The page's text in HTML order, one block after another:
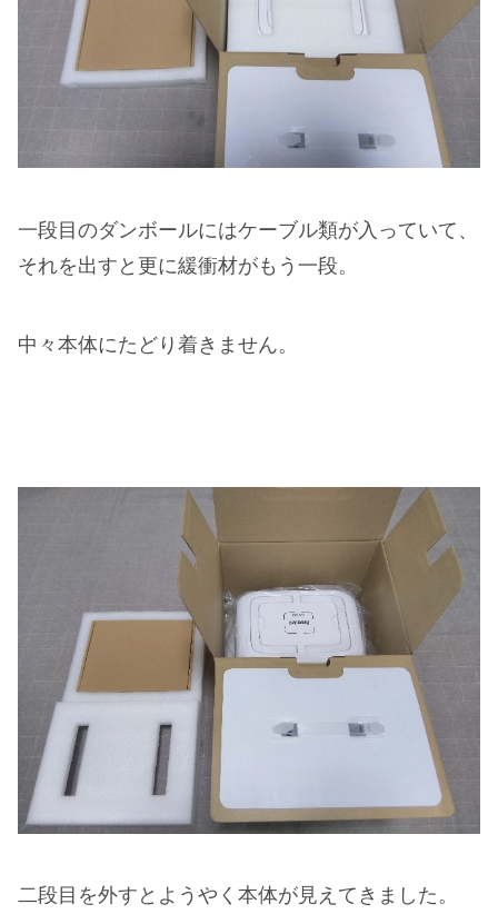
一段目のダンボールにはケーブル類が入っていて、
それを出すと更に緩衝材がもう一段。
中々本体にたどり着きません。
二段目を外すとようやく本体が見えてきました。